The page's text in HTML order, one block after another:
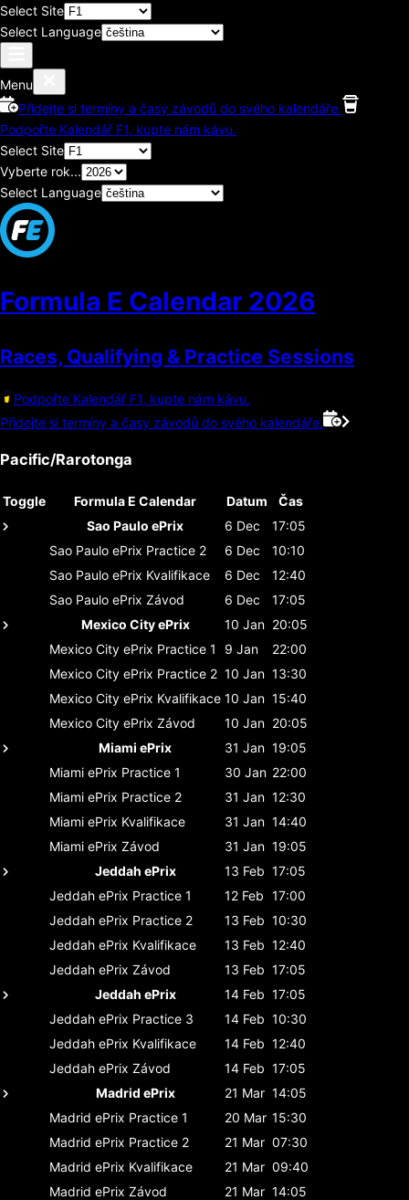
Select Site
Select Language
Menu
Přidejte si termíny a časy závodů do svého kalendáře.
Podpořte Kalendář F1, kupte nám kávu.
Select Site
Vyberte rok...
Select Language
Formula E Calendar 2026
Races, Qualifying & Practice Sessions
Podpořte Kalendář F1, kupte nám kávu.
Přidejte si termíny a časy závodů do svého kalendáře.
Pacific/Rarotonga
Toggle Formula E Calendar Datum
Čas
Sao Paulo ePrix
6 Dec
17:05
Sao Paulo ePrix Practice 2 6 Dec
10:10
Sao Paulo ePrix Kvalifikace 6 Dec
12:40
Sao Paulo ePrix Závod 6 Dec
17:05
Mexico City ePrix
10 Jan 20:05
Mexico City ePrix Practice 1 9 Jan
22:00
Mexico City ePrix Practice 2 10 Jan 13:30
Mexico City ePrix Kvalifikace 10 Jan 15:40
Mexico City ePrix Závod 10 Jan 20:05
Miami ePrix
31 Jan 19:05
Miami ePrix Practice 1 30 Jan 22:00
Miami ePrix Practice 2 31 Jan 12:30
Miami ePrix Kvalifikace 31 Jan 14:40
Miami ePrix Závod 31 Jan 19:05
Jeddah ePrix
13 Feb 17:05
Jeddah ePrix Practice 1 12 Feb 17:00
Jeddah ePrix Practice 2 13 Feb 10:30
Jeddah ePrix Kvalifikace 13 Feb 12:40
Jeddah ePrix Závod 13 Feb 17:05
Jeddah ePrix
14 Feb 17:05
Jeddah ePrix Practice 3 14 Feb 10:30
Jeddah ePrix Kvalifikace 14 Feb 12:40
Jeddah ePrix Závod 14 Feb 17:05
Madrid ePrix
21 Mar 14:05
Madrid ePrix Practice 1 20 Mar 15:30
Madrid ePrix Practice 2 21 Mar 07:30
Madrid ePrix Kvalifikace 21 Mar 09:40
Madrid ePrix Závod 21 Mar 14:05